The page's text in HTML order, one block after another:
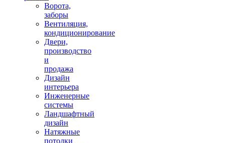
Ворота,
заборы
Вентиляция,
кондиционирование
Двери,
производство
и
продажа
Дизайн
интерьера
Инженерные
системы
Ландшафтный
дизайн
Натяжные
потолки